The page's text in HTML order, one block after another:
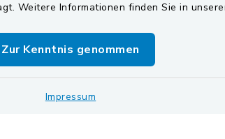
Weitere Informationen finden Sie in
Zur Kenntnis genommen
Impressum
BayernPortal